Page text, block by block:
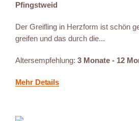
Pfingstweid
Der Greifling in Herzform ist schön
greifen und das durch die...
Altersempfehlung: 3 Monate - 12
Mehr Details